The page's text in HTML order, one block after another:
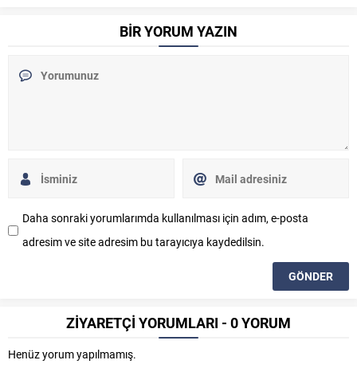
BİR YORUM YAZIN
Daha sonraki yorumlarımda kullanılması için adım, e-posta
adresim ve site adresim bu tarayıcıya kaydedilsin.
ZİYARETÇİ YORUMLARI - 0 YORUM
Henüz yorum yapılmamış.